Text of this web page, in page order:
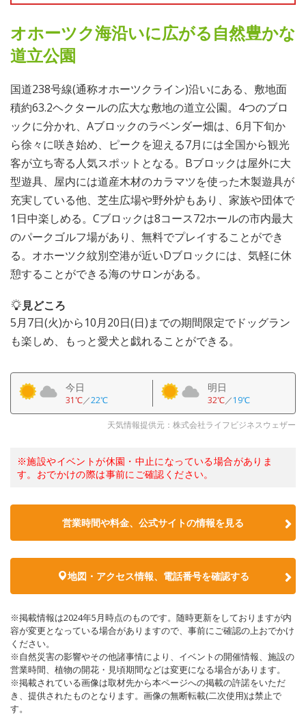
オホーツク海沿いに広がる自然豊かな
道立公園
国道238号線(通称オホーツクライン)沿いにある、敷地面
積約63.2ヘクタールの広大な敷地の道立公園。4つのブロ
ックに分かれ、Aブロックのラベンダー畑は、6月下旬か
ら徐々に咲き始め、ピークを迎える7月には全国から観光
客が立ち寄る人気スポットとなる。Bブロックは屋外に大
型遊具、屋内には道産木材のカラマツを使った木製遊具が
充実している他、芝生広場や野外炉もあり、家族や団体で
1日中楽しめる。Cブロックは8コース72ホールの市内最大
のパークゴルフ場があり、無料でプレイすることができ
る。オホーツク紋別空港が近いDブロックには、気軽に休
憩することができる海のサロンがある。
見どころ
5月7日(火)から10月20日(日)までの期間限定でドッグラン
も楽しめ、もっと愛犬と戯れることができる。
今日
31℃／22℃
明日
32℃／19℃
天気情報提供元：株式会社ライフビジネスウェザー
※施設やイベントが休園・中止になっている場合がありま
す。おでかけの際は事前にご確認ください。
営業時間や料金、公式サイトの情報を見る
地図・アクセス情報、電話番号を確認する
※掲載情報は2024年5月時点のものです。随時更新をしておりますが内
容が変更となっている場合がありますので、事前にご確認の上おでかけ
ください。
※自然災害の影響やその他諸事情により、イベントの開催情報、施設の
営業時間、植物の開花・見頃期間などは変更になる場合があります。
※掲載されている画像は取材先から本ページへの掲載の許諾をいただ
き、提供されたものとなります。画像の無断転載(二次使用)は禁止で
す。